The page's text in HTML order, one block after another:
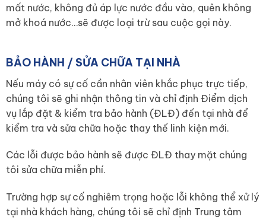
mất nước, không đủ áp lực nước đầu vào, quên không
mở khoá nước…sẽ được loại trừ sau cuộc gọi này.
BẢO HÀNH / SỬA CHỮA TẠI NHÀ
Nếu máy có sự cố cần nhân viên khắc phục trực tiếp,
chúng tôi sẽ ghi nhận thông tin và chỉ định Điểm dịch
vụ lắp đặt & kiểm tra bảo hành (ĐLĐ) đến tại nhà để
kiểm tra và sửa chữa hoặc thay thế linh kiện mới.
Các lỗi được bảo hành sẽ được ĐLĐ thay mặt chúng
tôi sửa chữa miễn phí.
Trường hợp sự cố nghiêm trọng hoặc lỗi không thể xử lý
tại nhà khách hàng, chúng tôi sẽ chỉ định Trung tâm